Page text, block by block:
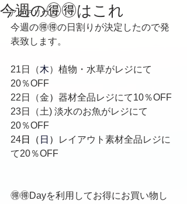
アクアリウム
今週の🉐🉐はこれ
今週の🉐🉐の日割りが決定したので発
表致します。
21日（木）植物・水草がレジにて
20％OFF
22日（金） 器材全品レジにて10％OFF
23日（土) 淡水のお魚がレジにて
20％OFF
24日（ 日 ）
レイアウト素材全品レジに
て20％OFF
🉐🉐Dayを利用してお得にお買い物し